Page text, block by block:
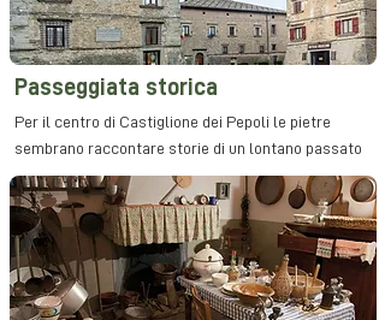
Passeggiata storica
Per il centro di Castiglione dei Pepoli le pietre
sembrano raccontare storie di un lontano passato